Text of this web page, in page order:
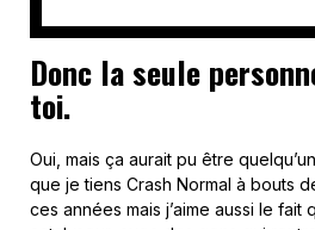
Donc la seule
toi.
Oui, mais ça aurait pu être
que je tiens Crash Normal à bouts
ces années mais j’aime aussi le fait